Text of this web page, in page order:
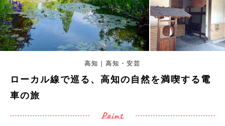
高知｜高知・安芸
ローカル線で巡る、高知の自然を満喫する電
車の旅